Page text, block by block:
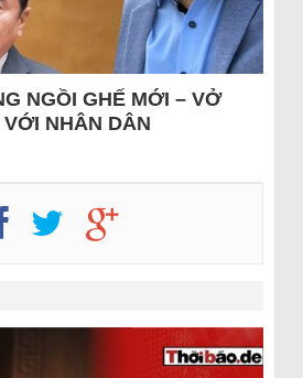
NGỒI GHẾ MỚI – VỞ
NHÂN DÂN